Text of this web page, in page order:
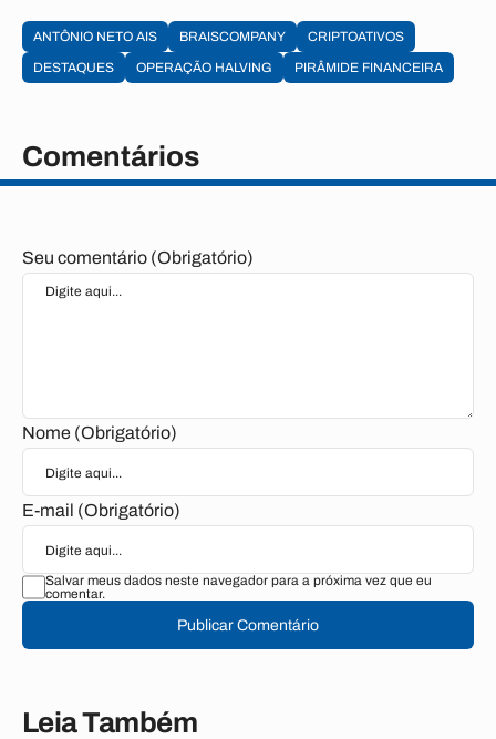
ANTÔNIO NETO AIS BRAISCOMPANY
CRIPTOATIVOS
DESTAQUES
OPERAÇÃO HALVING PIRÂMIDE FINANCEIRA
Comentários
Seu comentário (Obrigatório)
Nome (Obrigatório)
E-mail (Obrigatório)
Salvar meus dados neste navegador para a próxima vez que eu
comentar.
Publicar Comentário
Leia Também